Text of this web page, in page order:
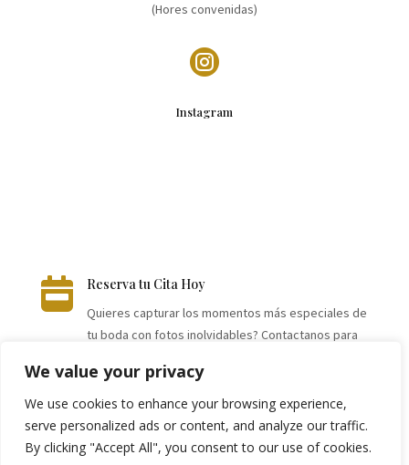
We value your privacy
We use cookies to enhance your browsing experience,
serve personalized ads or content, and analyze our traffic.
By clicking "Accept All", you consent to our use of cookies.
(Hores convenidas)

Instagram
 Reserva tu Cita Hoy
Quieres capturar los momentos más especiales de
tu boda con fotos inolvidables? Contactanos para
de fotos de bodas.